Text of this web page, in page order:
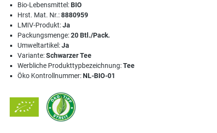
Bio-Lebensmittel:BIO
Hrst. Mat. Nr.:8880959
LMIV-Produkt:Ja
Packungsmenge:20 Btl./Pack.
Umweltartikel:Ja
Variante:Schwarzer Tee
Werbliche Produkttypbezeichnung:Tee
Öko Kontrollnummer:NL-BIO-01